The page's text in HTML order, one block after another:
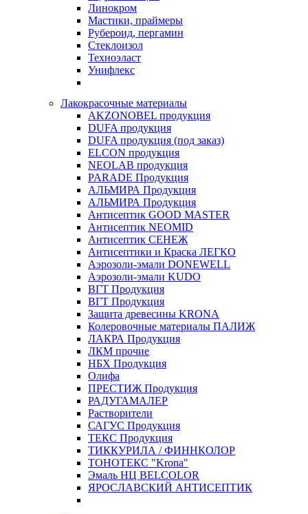
Линокром
Мастики, праймеры
Рубероид, пергамин
Стеклоизол
Техноэласт
Унифлекс
Лакокрасочные материалы
AKZONOBEL продукция
DUFA продукция
DUFA продукция (под заказ)
ELCON продукция
NEOLAB продукция
PARADE Продукция
АЛЬМИРА Продукция
АЛЬМИРА Продукция
Антисептик GOOD MASTER
Антисептик NEOMID
Антисептик СЕНЕЖ
Антисептики и Краска ЛЕГКО
Аэрозоли-эмали DONEWELL
Аэрозоли-эмали KUDO
ВГТ Продукция
ВГТ Продукция
Защита древесины KRONA
Колеровочные материалы ПАЛИЖ
ЛАКРА Продукция
ЛКМ прочие
НБХ Продукция
Олифа
ПРЕСТИЖ Продукция
РАДУГАМАЛЕР
Растворители
САГУС Продукция
ТЕКС Продукция
ТИККУРИЛА / ФИННКОЛОР
ТОНОТЕКС "Krona"
Эмаль НЦ BELCOLOR
ЯРОСЛАВСКИЙ АНТИСЕПТИК